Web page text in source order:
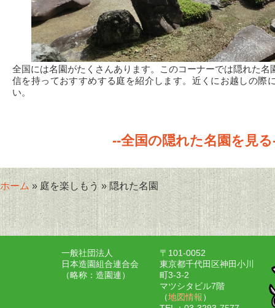
全国には名園がたくさんあります。このコーナーでは隠れた名
信を持っておすすめする庭を紹介します。近くにお越しの際
い。
--全国の隠れた名園を見る
ホーム » 庭を楽しもう » 隠れた名園
一般社団法人
日本造園組合連合会
（略称：造園連）
〒101-0052
東京都千代田区神田小川
町3-3-2
マツシタビル7階
（地図情報）